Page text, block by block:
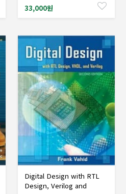
33,000원
샘플도서신청
Digital Design with RTL
Design, Verilog and